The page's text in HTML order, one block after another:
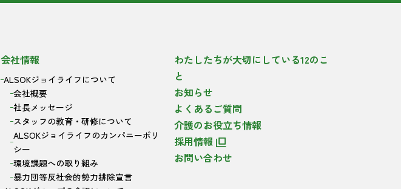
会社情報
ALSOKジョイライフについて
会社概要
社長メッセージ
スタッフの教育・研修について
ALSOKジョイライフのカンパニーポリ
シー
環境課題への取り組み
暴力団等反社会的勢力排除宣言
わたしたちが大切にしている12のこ
と
お知らせ
よくあるご質問
介護のお役立ち情報
採用情報
お問い合わせ